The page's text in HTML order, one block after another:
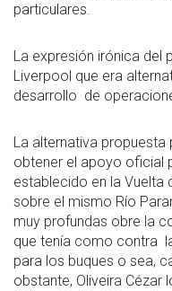
particulares.
La expresión irónica del
Liverpool que era
desarrollo de
La alternativa propuesta
obtener el apoyo oficial
establecido en la Vuelta
sobre el mismo Río
muy profundas obre la
que tenía como contra
para los buques o sea,
obstante, Oliveira